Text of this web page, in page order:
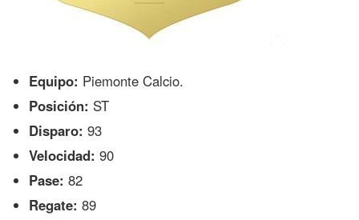
Equipo: Piemonte Calcio.
Posición: ST
Disparo: 93
Velocidad: 90
Pase: 82
Regate: 89